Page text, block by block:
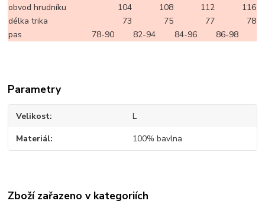
obvod hrudníku
104 108 112
116
délka trika
73 75 77
78
pas
78-90 82-94 84-96 86-98
Parametry
Velikost L
Materiál 100% bavlna
Zboží zařazeno v kategoriích